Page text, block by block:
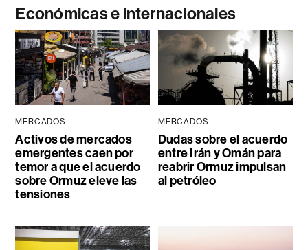
Económicas e internacionales
MERCADOS
Activos de mercados
emergentes caen por
temor a que el acuerdo
sobre Ormuz eleve las
tensiones
MERCADOS
Dudas sobre el acuerdo
entre Irán y Omán para
reabrir Ormuz impulsan
al petróleo